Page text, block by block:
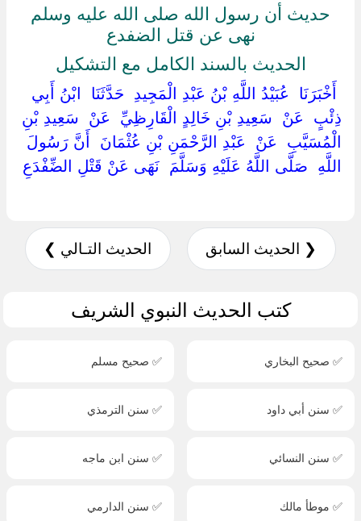
حديث أن رسول الله صلى الله عليه وسلم
نهى عن قتل الضفدع
الحديث بالسند الكامل مع التشكيل
‏ ‏أَخْبَرَنَا ‏ ‏عُبَيْدُ اللَّهِ بْنُ عَبْدِ الْمَجِيدِ ‏ ‏حَدَّثَنَا ‏ ‏ابْنُ أَبِي
ذِئْبٍ ‏ ‏عَنْ ‏ ‏سَعِيدِ بْنِ خَالِدٍ الْقَارِظِيِّ ‏ ‏عَنْ ‏ ‏سَعِيدِ بْنِ
الْمُسَيَّبِ ‏ ‏عَنْ ‏ ‏عَبْدِ الرَّحْمَنِ بْنِ عُثْمَانَ ‏ ‏أَنَّ رَسُولَ
اللَّهِ ‏ ‏صَلَّى اللَّهُ عَلَيْهِ وَسَلَّمَ ‏ ‏نَهَى عَنْ قَتْلِ الضِّفْدَعِ
❮ الحديث السابق الحديث التـالي ❯
كتب الحديث النبوي الشريف
✅ صحيح البخاري ✅ صحيح مسلم
✅ سنن أبي داود ✅ سنن الترمذي
✅ سنن النسائي ✅ سنن ابن ماجه
✅ موطأ مالك ✅ سنن الدارمي